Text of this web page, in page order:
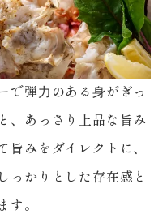
で弾⼒のある⾝がぎっ
、あっさり上品な旨み
旨みをダイレクトに、
しっかりとした存在感と
す。